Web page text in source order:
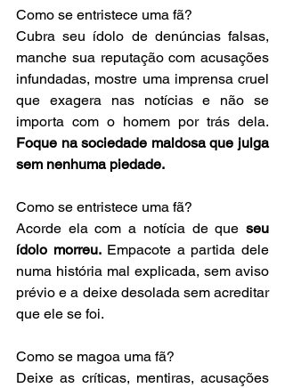
Como se entristece uma fã?
Cubra seu ídolo de denúncias falsas,
manche sua reputação com acusações
infundadas, mostre uma imprensa cruel
que exagera nas notícias e não se
Foque na sociedade maldosa que julga
sem nenhuma piedade.
Como se entristece uma fã?
Acorde ela com a notícia de que seu
ídolo morreu. Empacote a partida dele
numa história mal explicada, sem aviso
prévio e a deixe desolada sem acreditar
que ele se foi.
Como se magoa uma fã?
Deixe as críticas, mentiras, acusações